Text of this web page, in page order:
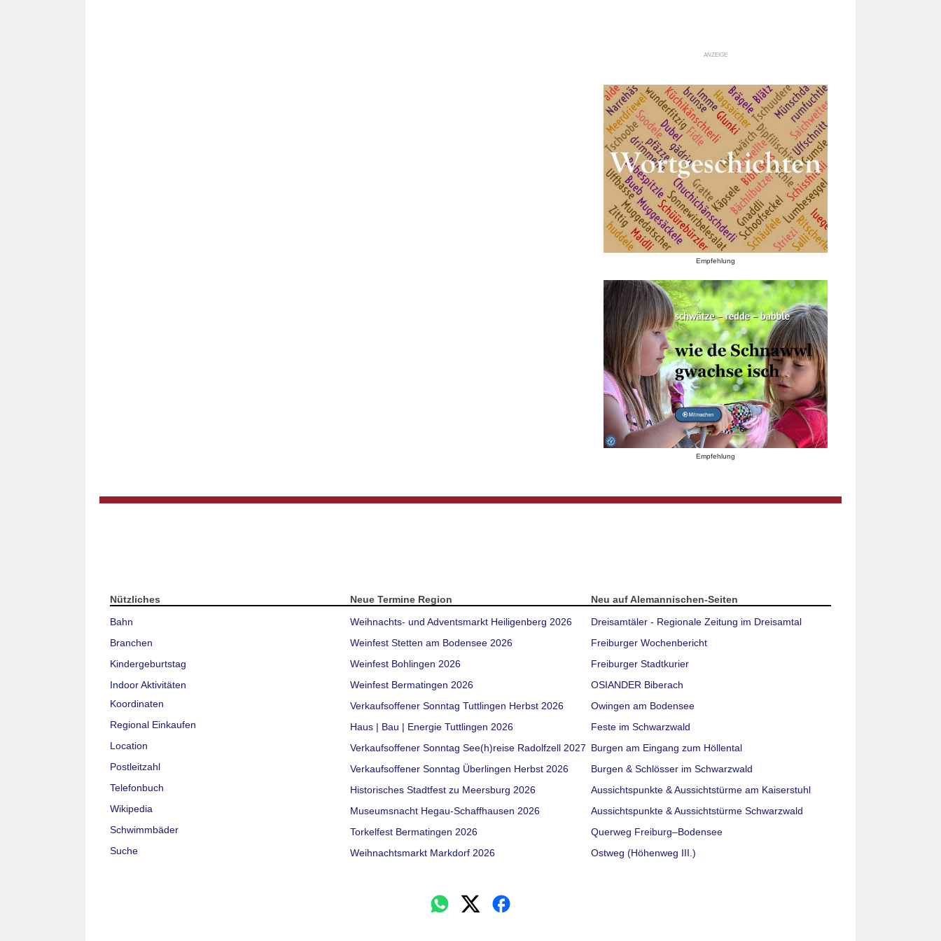
ANZEIGE
Empfehlung
Empfehlung
Nützliches
Bahn
Branchen
Kindergeburtstag
Indoor Aktivitäten
Koordinaten
Regional Einkaufen
Location
Postleitzahl
Telefonbuch
Wikipedia
Schwimmbäder
Suche
Neue Termine Region
Weihnachts- und Adventsmarkt Heiligenberg 2026
Weinfest Stetten am Bodensee 2026
Weinfest Bohlingen 2026
Weinfest Bermatingen 2026
Verkaufsoffener Sonntag Tuttlingen Herbst 2026
Haus | Bau | Energie Tuttlingen 2026
Verkaufsoffener Sonntag See(h)reise Radolfzell 2027
Verkaufsoffener Sonntag Überlingen Herbst 2026
Historisches Stadtfest zu Meersburg 2026
Museumsnacht Hegau-Schaffhausen 2026
Torkelfest Bermatingen 2026
Weihnachtsmarkt Markdorf 2026
Neu auf Alemannischen-Seiten
Dreisamtäler - Regionale Zeitung im Dreisamtal
Freiburger Wochenbericht
Freiburger Stadtkurier
OSIANDER Biberach
Owingen am Bodensee
Feste im Schwarzwald
Burgen am Eingang zum Höllental
Burgen & Schlösser im Schwarzwald
Aussichtspunkte & Aussichtstürme am Kaiserstuhl
Aussichtspunkte & Aussichtstürme Schwarzwald
Querweg Freiburg–Bodensee
Ostweg (Höhenweg III.)